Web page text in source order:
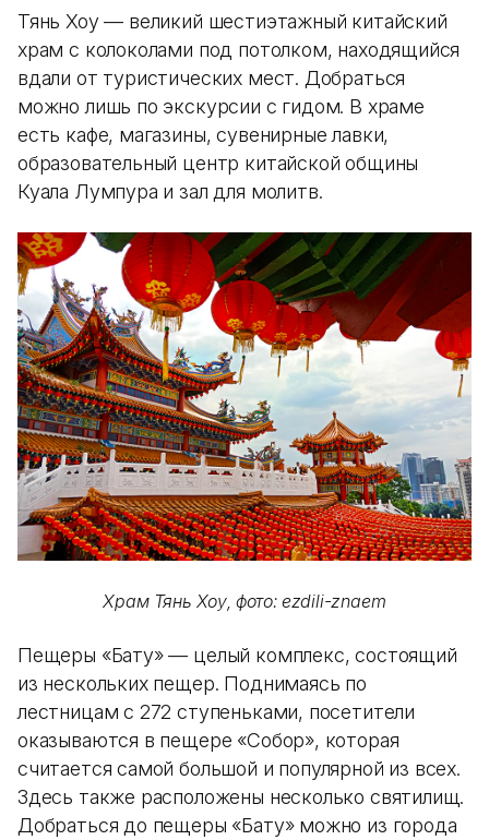
Тянь Хоу — великий шестиэтажный китайский
храм с колоколами под потолком, находящийся
вдали от туристических мест. Добраться
можно лишь по экскурсии с гидом. В храме
есть кафе, магазины, сувенирные лавки,
образовательный центр китайской общины
Куала Лумпура и зал для молитв.
Храм Тянь Хоу, фото: ezdili-znaem
Пещеры «Бату» — целый комплекс, состоящий
из нескольких пещер. Поднимаясь по
лестницам с 272 ступеньками, посетители
оказываются в пещере «Собор», которая
считается самой большой и популярной из всех.
Здесь также расположены несколько святилищ.
Добраться до пещеры «Бату» можно из города